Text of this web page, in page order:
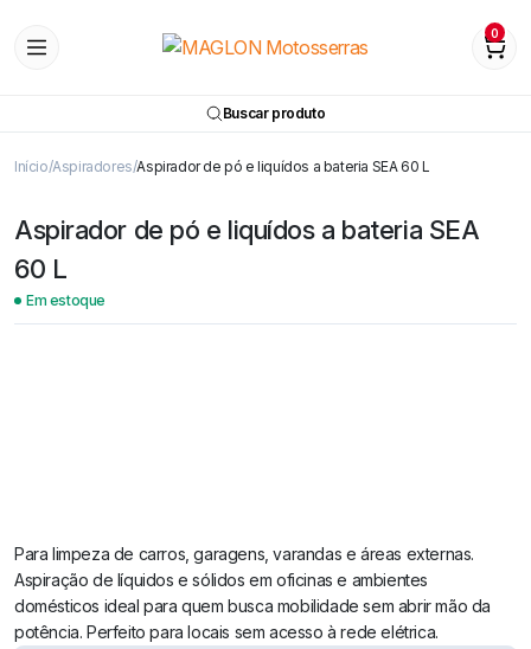
0
Buscar produto
Início Aspiradores Aspirador de pó e liquídos a bateria SEA 60 L
Aspirador de pó e liquídos a bateria SEA
60 L
Em estoque
Para limpeza de carros, garagens, varandas e áreas externas.
Aspiração de líquidos e sólidos em oficinas e ambientes
domésticos ideal para quem busca mobilidade sem abrir mão da
potência. Perfeito para locais sem acesso à rede elétrica.